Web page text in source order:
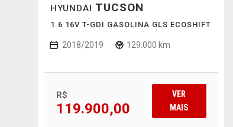
HYUNDAI TUCSON
1.6 16V T-GDI GASOLINA GLS ECOSHIFT
2018/2019 129.000 km
R$
119.900,00
VER
MAIS